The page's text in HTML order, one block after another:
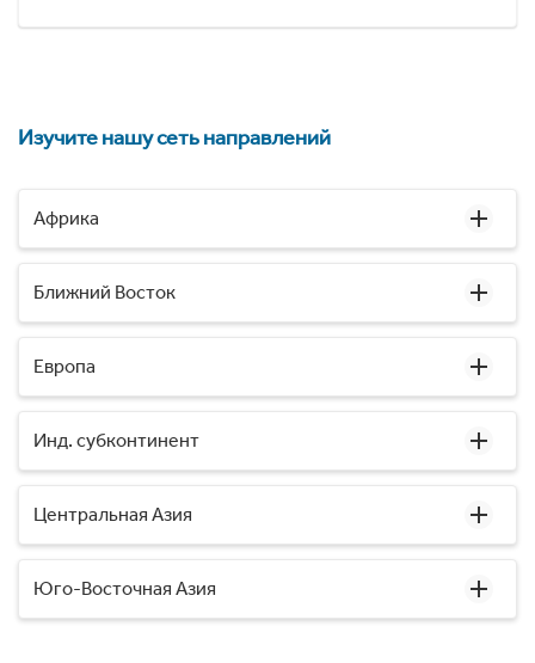
Изучите нашу сеть направлений
Африка
Ближний Восток
Европа
Инд. субконтинент
Центральная Азия
Юго-Восточная Азия